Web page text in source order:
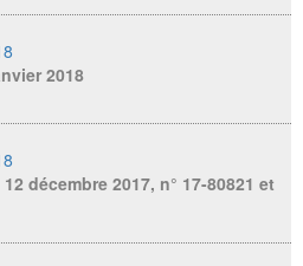
2018
décembre 2017, n° 17-80821 et